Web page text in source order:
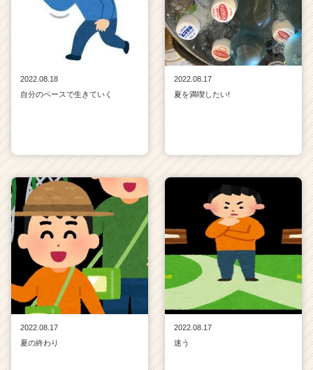
2022.08.18
自分のペースで生きていく
2022.08.17
夏を満喫したい!
2022.08.17
夏の終わり
2022.08.17
迷う